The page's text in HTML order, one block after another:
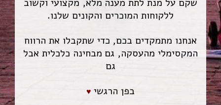
שקם על מנת לתת מענה מלא, מקצועי וקשוב
ללקוחות המוכרים והקונים שלנו.
אנחנו מתמקדים בכם, כדי שתקבלו את הרווח
המקסימלי מהעסקה, גם מבחינה כלכלית אבל
גם
בפן הרגשי ♥︎